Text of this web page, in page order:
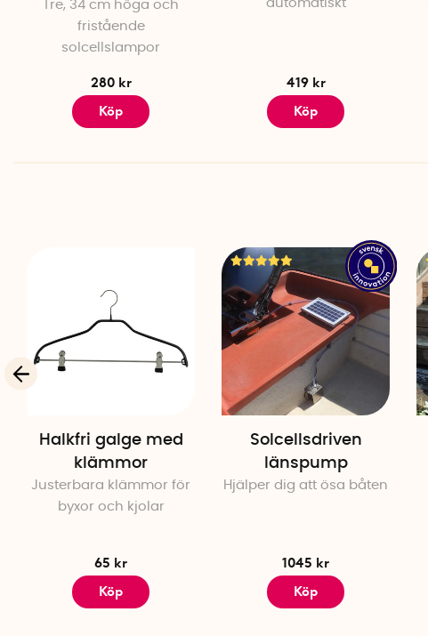
Tre, 34 cm höga och
fristående
solcellslampor
280 kr
Köp
automatiskt
419 kr
Köp
Halkfri galge med
klämmor
Justerbara klämmor för
byxor och kjolar
65 kr
Köp
Solcellsdriven
länspump
Hjälper dig att ösa båten
1045 kr
Köp